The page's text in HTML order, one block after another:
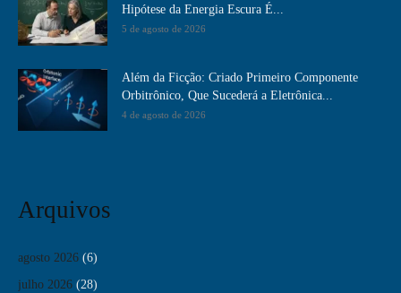
Hipótese da Energia Escura É...
5 de agosto de 2026
Além da Ficção: Criado Primeiro Componente
Orbitrônico, Que Sucederá a Eletrônica...
4 de agosto de 2026
Arquivos
agosto 2026 (6)
julho 2026 (28)